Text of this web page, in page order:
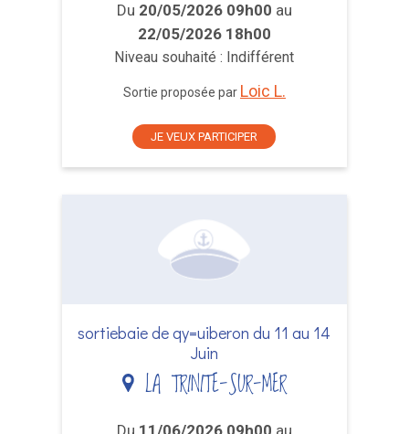
Du 20/05/2026 09h00 au
22/05/2026 18h00
Niveau souhaité : Indifférent
Sortie proposée par Loic L.
JE VEUX PARTICIPER
sortiebaie de qy=uiberon du 11 au 14
Juin
LA TRINITE-SUR-MER